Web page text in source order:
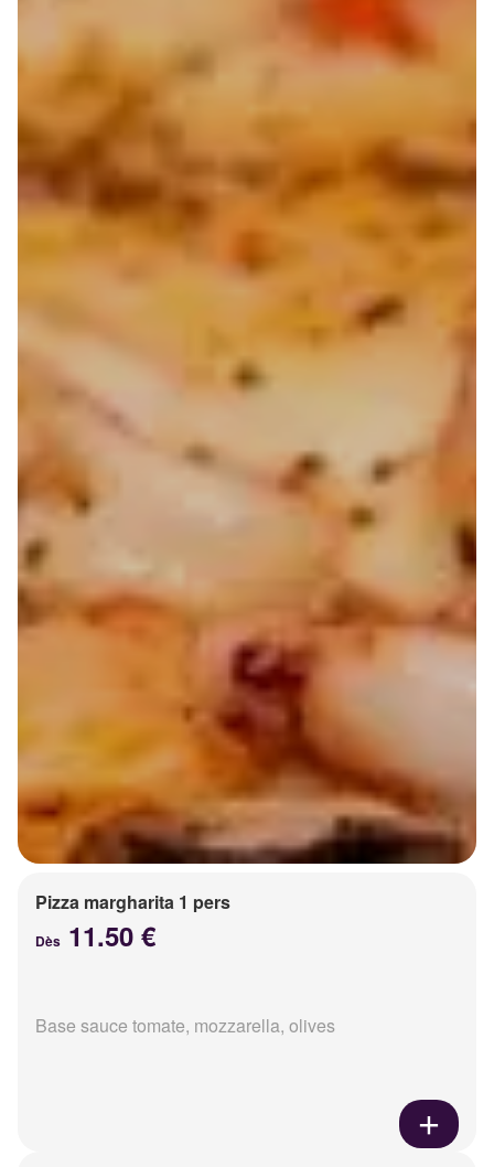
Pizza margharita 1 pers
Dès 11.50 €
Base sauce tomate, mozzarella, olives